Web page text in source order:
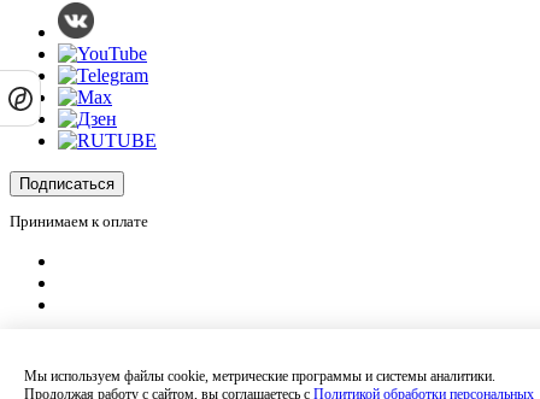
Подписаться
Принимаем к оплате
своих персональных данных в соответствии сполитикой
Мы используем файлы cookie, метрические программы и системы аналитики.
Продолжая работу с сайтом, вы соглашаетесь с Политикой обработки персональных